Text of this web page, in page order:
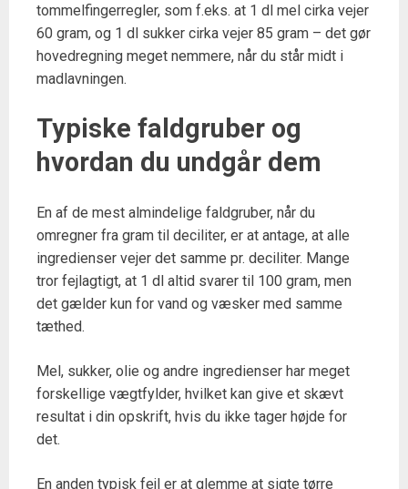
tommelfingerregler, som f.eks. at 1 dl mel cirka vejer
60 gram, og 1 dl sukker cirka vejer 85 gram – det gør
hovedregning meget nemmere, når du står midt i
madlavningen.
Typiske faldgruber og
hvordan du undgår dem
En af de mest almindelige faldgruber, når du
omregner fra gram til deciliter, er at antage, at alle
ingredienser vejer det samme pr. deciliter. Mange
tror fejlagtigt, at 1 dl altid svarer til 100 gram, men
det gælder kun for vand og væsker med samme
tæthed.
Mel, sukker, olie og andre ingredienser har meget
forskellige vægtfylder, hvilket kan give et skævt
resultat i din opskrift, hvis du ikke tager højde for
det.
En anden typisk fejl er at glemme at sigte tørre